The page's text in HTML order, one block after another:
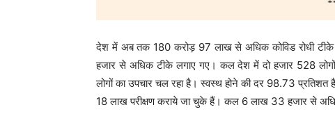
देश में अब तक 180 करोड़ 97 लाख से अधिक कोविड रोधी
हजार से अधिक टीके लगाए गए। कल देश में दो हजार 528
लोगों का उपचार चल रहा है। स्वस्थ होने की दर 98.73
18 लाख परीक्षण कराये जा चुके हैं। कल 6 लाख 33 हजार से